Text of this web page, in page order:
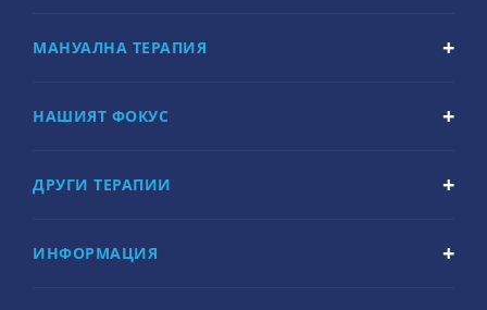
МАНУАЛНА ТЕРАПИЯ
НАШИЯТ ФОКУС
ДРУГИ ТЕРАПИИ
ИНФОРМАЦИЯ